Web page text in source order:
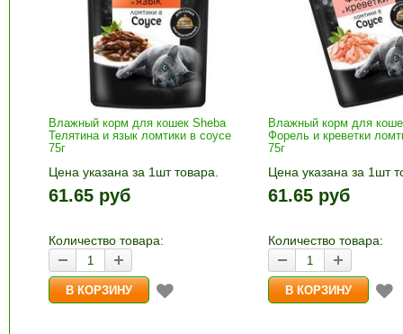
Влажный корм для кошек Sheba
Телятина и язык ломтики в соусе
75г
Цена указана за 1шт товара.
1шт прибавляется кнопками «+»
и «-». Выберите нужное
корзину»
61.65 руб
Количество товара:
Влажный корм для
Форель и креветки
75г
Цена указана за 1шт
1шт прибавляется
и «-». Выберите
корзину»
61.65 руб
Количество товара: